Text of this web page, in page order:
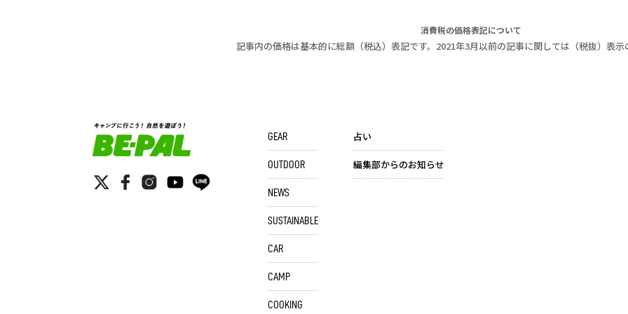
消費税の価格表記について
記事内の価格は基本的に総額（税込）表記です。2021年3月以前の記事に関しては（税抜）表示
GEAR
OUTDOOR
NEWS
SUSTAINABLE
CAR
CAMP
COOKING
占い
編集部からのお知らせ